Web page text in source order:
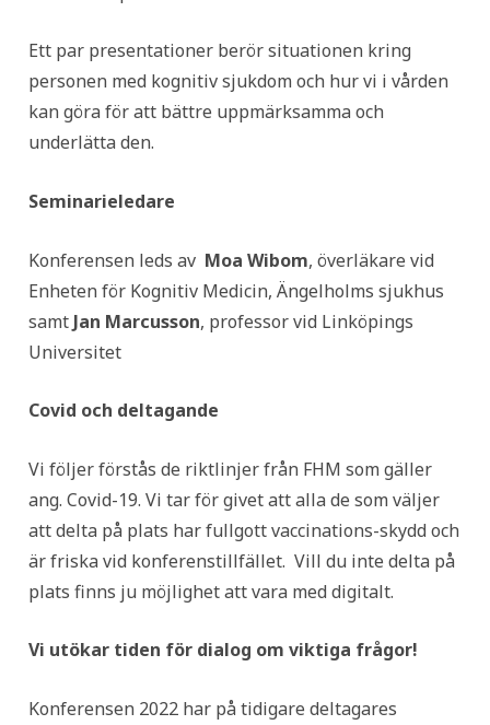
Ett par presentationer berör situationen kring
personen med kognitiv sjukdom och hur vi i vården
kan göra för att bättre uppmärksamma och
underlätta den.
Seminarieledare
Konferensen leds av Moa Wibom, överläkare vid
Enheten för Kognitiv Medicin, Ängelholms sjukhus
samt Jan Marcusson, professor vid Linköpings
Universitet
Covid och deltagande
Vi följer förstås de riktlinjer från FHM som gäller
ang. Covid-19. Vi tar för givet att alla de som väljer
att delta på plats har fullgott vaccinations-skydd och
är friska vid konferenstillfället. Vill du inte delta på
plats finns ju möjlighet att vara med digitalt.
Vi utökar tiden för dialog om viktiga frågor!
Konferensen 2022 har på tidigare deltagares